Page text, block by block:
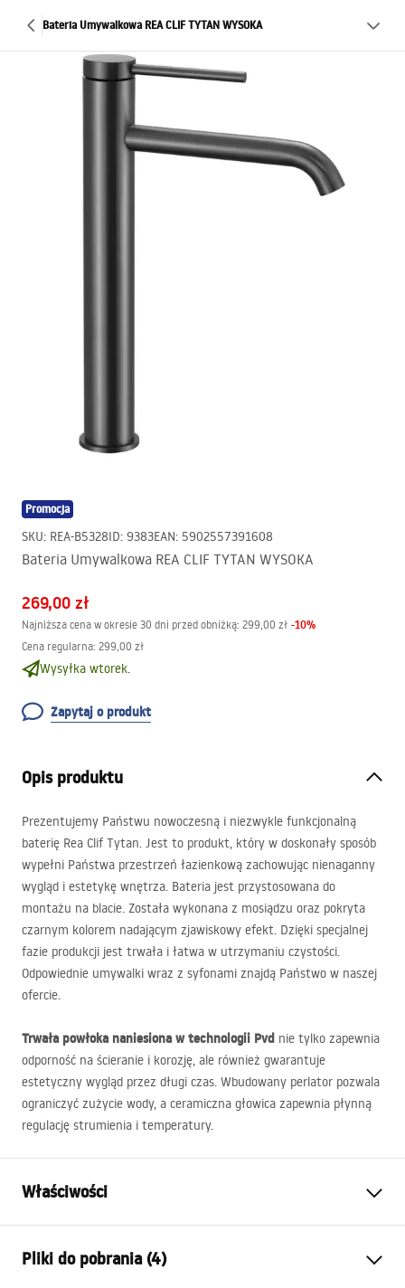
Bateria Umywalkowa REA CLIF TYTAN WYSOKA
Promocja
SKU: REA-B5328ID: 9383EAN: 5902557391608
Bateria Umywalkowa REA CLIF TYTAN WYSOKA
269,00 zł
Najniższa cena w okresie 30 dni przed obniżką: 299,00 zł -10%
Cena regularna: 299,00 zł
Wysyłka wtorek.
Zapytaj o produkt
Opis produktu
Prezentujemy Państwu nowoczesną i niezwykle funkcjonalną
baterię Rea Clif Tytan. Jest to produkt, który w doskonały sposób
wypełni Państwa przestrzeń łazienkową zachowując nienaganny
wygląd i estetykę wnętrza. Bateria jest przystosowana do
montażu na blacie. Została wykonana z mosiądzu oraz pokryta
czarnym kolorem nadającym zjawiskowy efekt. Dzięki specjalnej
fazie produkcji jest trwała i łatwa w utrzymaniu czystości.
Odpowiednie umywalki wraz z syfonami znajdą Państwo w naszej
ofercie.
Trwała powłoka naniesiona w technologii Pvd nie tylko zapewnia
odporność na ścieranie i korozję, ale również gwarantuje
estetyczny wygląd przez długi czas. Wbudowany perlator pozwala
ograniczyć zużycie wody, a ceramiczna głowica zapewnia płynną
regulację strumienia i temperatury.
Właściwości
Sposób montażu:
Pliki do pobrania (4)